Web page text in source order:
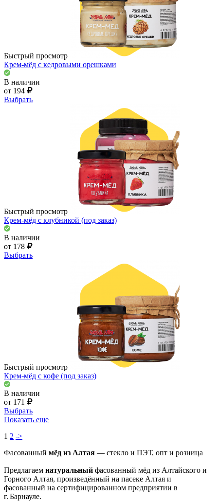
Быстрый просмотр
Крем-мёд с кедровыми орешками
В наличии
от 194
Выбрать
Быстрый просмотр
Крем-мёд с клубникой (под заказ)
В наличии
от 178
Выбрать
Быстрый просмотр
Крем-мёд с кофе (под заказ)
В наличии
от 171
Выбрать
Показать еще
1 2 ->
Фасованный мёд из Алтая — стекло и ПЭТ, опт и розница
Предлагаем натуральный фасованный мёд из Алтайского и
Горного Алтая, произведённый на пасеке Алтая и
фасованный на сертифицированном предприятии в
г. Барнауле.